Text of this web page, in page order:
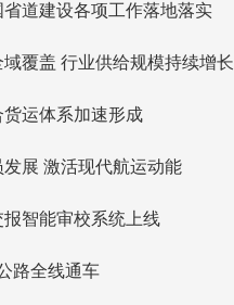
道建设各项工作落地落实
覆盖 行业供给规模持续增长
运体系加速形成
展 激活现代航运动能
智能审校系统上线
路全线通车